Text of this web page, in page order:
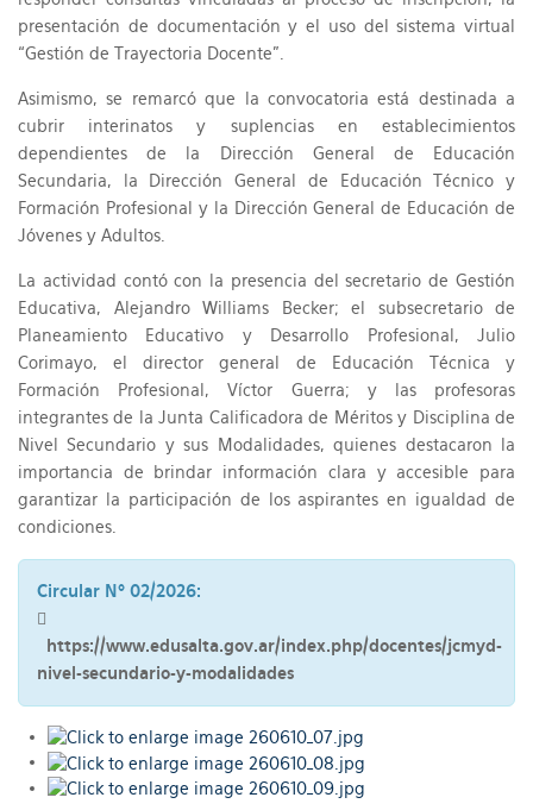
presentación de documentación y el uso del sistema virtual
“Gestión de Trayectoria Docente”.
Asimismo, se remarcó que la convocatoria está destinada a
cubrir interinatos y suplencias en establecimientos
dependientes de la Dirección General de Educación
Secundaria, la Dirección General de Educación Técnico y
Formación Profesional y la Dirección General de Educación de
Jóvenes y Adultos.
La actividad contó con la presencia del secretario de Gestión
Educativa, Alejandro Williams Becker; el subsecretario de
Planeamiento Educativo y Desarrollo Profesional, Julio
Corimayo, el director general de Educación Técnica y
Formación Profesional, Víctor Guerra; y las profesoras
integrantes de la Junta Calificadora de Méritos y Disciplina de
Nivel Secundario y sus Modalidades, quienes destacaron la
importancia de brindar información clara y accesible para
garantizar la participación de los aspirantes en igualdad de
condiciones.
Circular Nº 02/2026:
https://www.edusalta.gov.ar/index.php/docentes/jcmyd-
nivel-secundario-y-modalidades